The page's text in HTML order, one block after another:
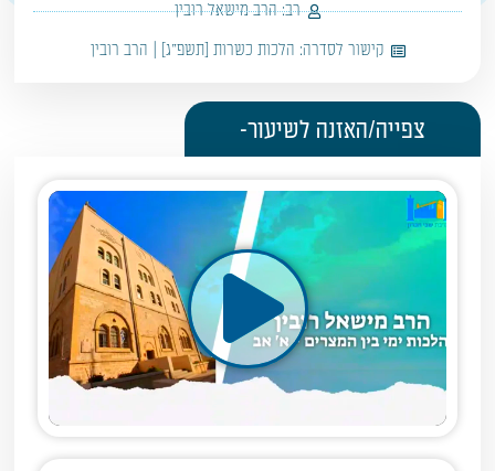
רב: הרב מישאל רובין
קישור לסדרה: הלכות כשרות [תשפ"ג] | הרב רובין
צפייה/האזנה לשיעור-